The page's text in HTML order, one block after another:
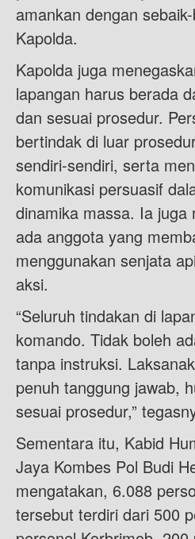
amankan dengan
Kapolda.
Kapolda juga
lapangan harus berada
dan sesuai prosedur.
bertindak di luar
sendiri-sendiri, serta
komunikasi persuasif
dinamika massa. Ia juga
ada anggota yang
menggunakan senjata
aksi.
“Seluruh tindakan di
komando. Tidak boleh
tanpa instruksi.
penuh tanggung jawab,
sesuai prosedur,”
Sementara itu, Kabid
Jaya Kombes Pol Budi
mengatakan, 6.088
tersebut terdiri dari 500